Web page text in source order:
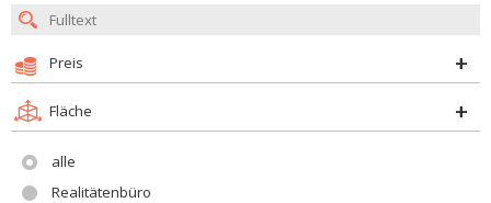
Preis
Fläche
alle
Realitätenbüro